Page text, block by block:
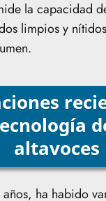
la capacidad
limpios y
altavoces
años, ha habido